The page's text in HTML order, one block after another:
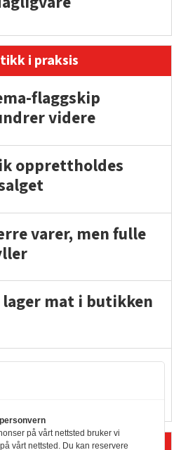
i praksis
flaggskip
videre
opprettholdes
varer, men fulle
lager mat i butikken
1 milliard i
på vårt nettsted bruker vi
vårt nettsted. Du kan reservere